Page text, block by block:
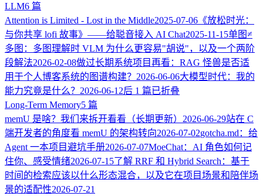
LLM6 篇
Attention is Limited - Lost in the Middle2025-07-06 《放松时光：
与你共享 lofi 故事》——给聪音接入 AI Chat2025-11-15单图≠
多图：多图理解时 VLM 为什么更容易"胡说"，以及一个两阶
段解法2026-02-08做过长期系统项目再看：RAG 怪兽是否适
用于个人博客系统的图谱构建？ 2026-06-06大模型时代：我的
能力究竟是什么？ 2026-06-12后 1 篇已折叠
Long-Term Memory5 篇
memU 是啥？我们来拆开看看（长期更新） 2026-06-29站在 C
端开发者的角度看 memU 的架构转向2026-07-02gotcha.md：给
Agent 一本项目避坑手册2026-07-07MoeChat：AI 角色如何记
住你、感受情绪2026-07-15了解 RRF 和 Hybrid Search：基于
时间的检索应该以什么形态混合，以及它在项目场景和陪伴场
景的适配性2026-07-21